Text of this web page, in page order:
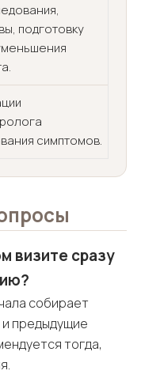
подготовку
симптомов.
визите сразу
собирает
предыдущие
тогда,